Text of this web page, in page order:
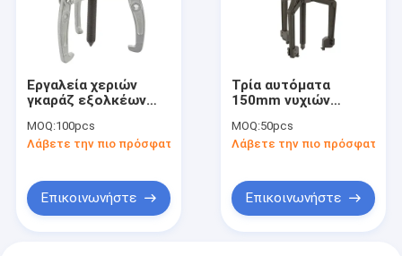
Εργαλεία χεριών
γκαράζ εξολκέων
MOQ:100pcs
Λάβετε την πιο πρόσφατη τιμή
Επικοινωνήστε
Τρία αυτόματα
150mm νυχιών
χεριών γκαράζ
εξολκέων
MOQ:50pcs
Λάβετε την πιο πρόσφατη
Επικοινωνήστε